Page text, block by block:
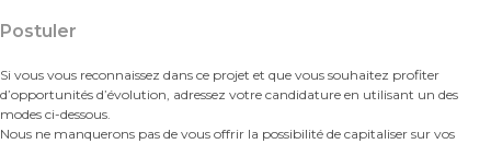
Postuler
Si vous vous reconnaissez dans ce projet et que vous souhaitez profiter
d’opportunités d’évolution, adressez votre candidature en utilisant un des
modes ci-dessous.
Nous ne manquerons pas de vous offrir la possibilité de capitaliser sur vos